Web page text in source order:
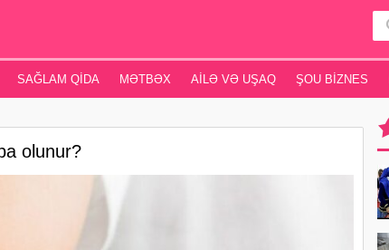
SAĞLAM QIDA MƏTBƏX AILƏ VƏ UŞAQ ŞOU BIZNES
olunur?